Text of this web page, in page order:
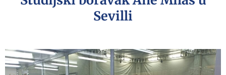
Sevilli